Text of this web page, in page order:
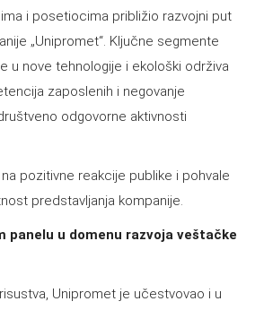
i posetiocima približio razvojni put
„Unipromet“. Ključne segmente
u nove tehnologije i ekološki održiva
zaposlenih i negovanje
odgovorne aktivnosti
pozitivne reakcije publike i pohvale
predstavljanja kompanije.
panelu u domenu razvoja veštačke
Unipromet je učestvovao i u